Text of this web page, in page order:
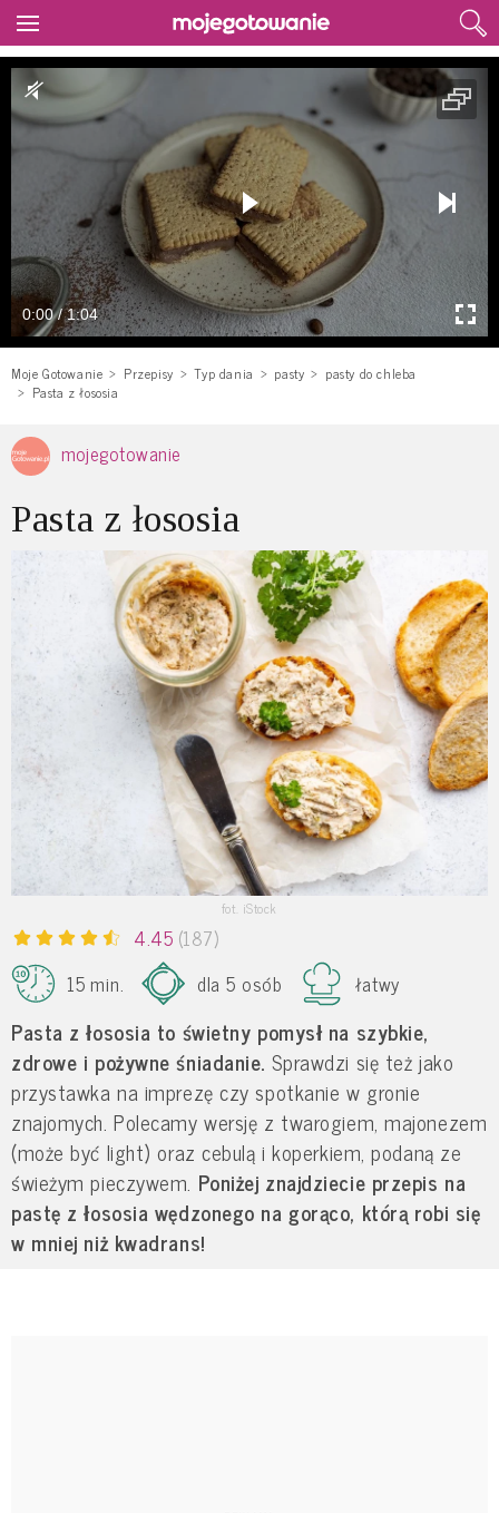
0:00 / 1:04
Moje Gotowanie Przepisy Typ dania pasty
pasty do chleba
Pasta z łososia
mojegotowanie
Pasta z łososia
fot. iStock
4.45 (187)
15 min.
dla 5 osób łatwy
Pasta z łososia to świetny pomysł na szybkie,
zdrowe i pożywne śniadanie. Sprawdzi się też jako
przystawka na imprezę czy spotkanie w gronie
znajomych. Polecamy wersję z twarogiem, majonezem
(może być light) oraz cebulą i koperkiem, podaną ze
świeżym pieczywem. Poniżej znajdziecie przepis na
pastę z łososia wędzonego na gorąco, którą robi się
w mniej niż kwadrans!